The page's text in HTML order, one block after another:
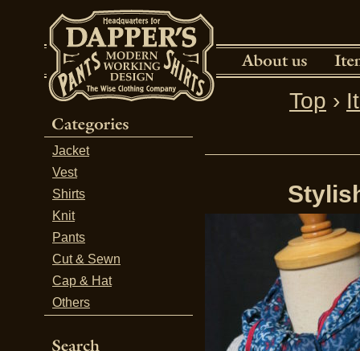
Top ›
Jacket
Vest
Shirts
Knit
Pants
Cut & Sewn
Cap & Hat
Others